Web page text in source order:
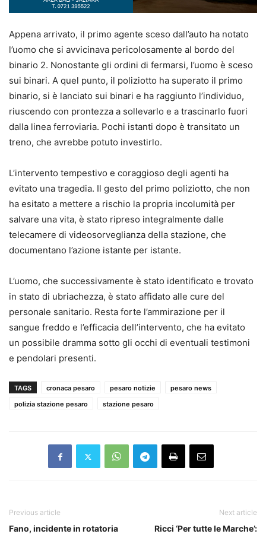
Appena arrivato, il primo agente sceso dall’auto ha notato
l’uomo che si avvicinava pericolosamente al bordo del
binario 2. Nonostante gli ordini di fermarsi, l’uomo è sceso
sui binari. A quel punto, il poliziotto ha superato il primo
binario, si è lanciato sui binari e ha raggiunto l’individuo,
riuscendo con prontezza a sollevarlo e a trascinarlo fuori
dalla linea ferroviaria. Pochi istanti dopo è transitato un
treno, che avrebbe potuto investirlo.
L’intervento tempestivo e coraggioso degli agenti ha
evitato una tragedia. Il gesto del primo poliziotto, che non
ha esitato a mettere a rischio la propria incolumità per
salvare una vita, è stato ripreso integralmente dalle
telecamere di videosorveglianza della stazione, che
documentano l’azione istante per istante.
L’uomo, che successivamente è stato identificato e trovato
in stato di ubriachezza, è stato affidato alle cure del
personale sanitario. Resta forte l’ammirazione per il
sangue freddo e l’efficacia dell’intervento, che ha evitato
un possibile dramma sotto gli occhi di eventuali testimoni
e pendolari presenti.
TAGS cronaca pesaro pesaro notizie
pesaro news
polizia stazione pesaro
stazione pesaro
Previous article
Fano, incidente in rotatoria
Next article
Ricci ‘Per tutte le Marche’: